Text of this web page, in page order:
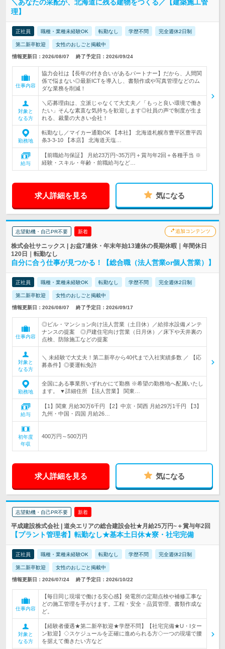
＼あなたの采配が、北海道に残る建物をつくる／【建築施工管
理】
正社員 職種・業種未経験OK 転勤なし 学歴不問 完全週休2日制
第二新卒歓迎 女性のおしごと掲載中
情報更新日：2026/08/07 終了予定日：2026/09/24
仕事内容
協力会社は【長年の付き合いがあるパートナー】だから、人間関
係で悩まない◎最新ICTを導入し、書類作成や写真管理などのム
ダな業務を削減！
対象と
なる方
＼応募理由は、立派じゃなくて大丈夫／「もっと良い環境で働き
たい」そんな素直な気持ちを歓迎します◎社員の声で制度が生ま
れる、裁量の大きい会社！
勤務地
転勤なし／マイカー通勤OK 【本社】 北海道札幌市豊平区豊平四
条3-3-10 【本店】 北海道天塩…
給与
【前職給与保証】 月給23万円~35万円＋賞与年2回＋各種手当 ※
経験・スキル・年齢・前職給与など…
求人詳細を見る 気になる
志望動機・自己PR不要 新着 追加コンテンツ
株式会社サニックス | お盆7連休・年末年始13連休の長期休暇｜年間休日
120日｜転勤なし
自分に合う仕事が見つかる！【総合職（法人営業or個人営業）】
正社員 職種・業種未経験OK 転勤なし 学歴不問 完全週休2日制
第二新卒歓迎 女性のおしごと掲載中
情報更新日：2026/08/07 終了予定日：2026/09/17
仕事内容
◎ビル・マンション向け法人営業（土日休）／給排水設備メンテ
ナンスの提案 ◎戸建住宅向け営業（日月休）／床下や天井裏の
点検、防除施工などの提案
対象と
なる方
＼ 未経験で大丈夫！第二新卒から40代まで入社実績多数 ／ 【応
募条件】◎要運転免許
勤務地
全国にある事業所いずれかにて勤務 ※希望の勤務地へ配属いたし
ます。 ▼詳細住所 【法人営業】 関東…
給与
【1】関東 月給30万6千円 【2】中京・関西 月給29万1千円 【3】
九州・中国・四国 月給26…
初年度
年収
400万円～500万円
求人詳細を見る 気になる
志望動機・自己PR不要 新着
平成建設株式会社 | 道央エリアの総合建設会社★月給25万円~＋賞与年2回
【プラント管理者】転勤なし★基本土日休★寮・社宅完備
正社員 職種・業種未経験OK 転勤なし 学歴不問 完全週休2日制
第二新卒歓迎 女性のおしごと掲載中
情報更新日：2026/07/24 終了予定日：2026/10/22
仕事内容
【毎日同じ現場で働ける安心感】発電所の定期点検や補修工事な
どの施工管理を手がけます。工程・安全・品質管理、書類作成な
ど。
対象と
なる方
【経験者優遇★第二新卒歓迎★学歴不問】【社宅完備★U・Iター
ン歓迎】◇スケジュールを正確に進められる方◇一つの現場で腰
を据えて働きたい方など